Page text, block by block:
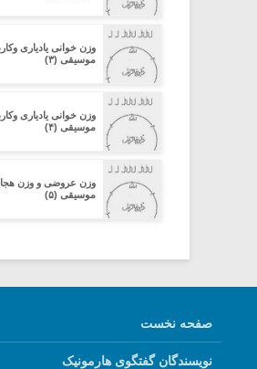
وزن خوانی یادیاری
موسیقی (۳)
وزن خوانی یادیاری
موسیقی (۴)
وزن عروضی و وزن
موسیقی (۵)
صفحه نخست
نویسندگان گفتگوی هارمونیک